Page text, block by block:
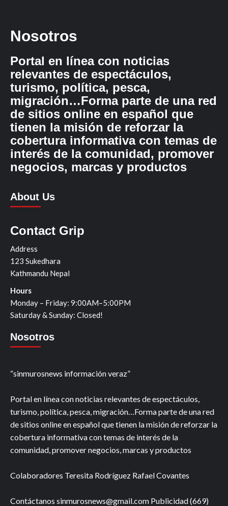
Nosotros
Portal en línea con noticias
relevantes de espectáculos,
turismo, política, pesca,
migración…Forma parte de una red
de sitios online en español que
tienen la misión de reforzar la
cobertura informativa con temas de
interés de la comunidad, promover
negocios, marcas y productos
About Us
Contact Grip
Address
123 Sukedhara
Kathmandu Nepal
Hours
Monday – Friday: 9:00AM–5:00PM
Saturday & Sunday: Closed!
Nosotros
“sinmurosnews información veraz”
Portal en línea con noticias relevantes de espectáculos,
turismo, política, pesca, migración…Forma parte de una red
de sitios online en español que tienen la misión de reforzar la
cobertura informativa con temas de interés de la
comunidad, promover negocios, marcas y productos
Colaboradores Teresita Rodríguez Rafael Covantes
Contáctanos sinmurosnews@gmail.com Publicidad (669)